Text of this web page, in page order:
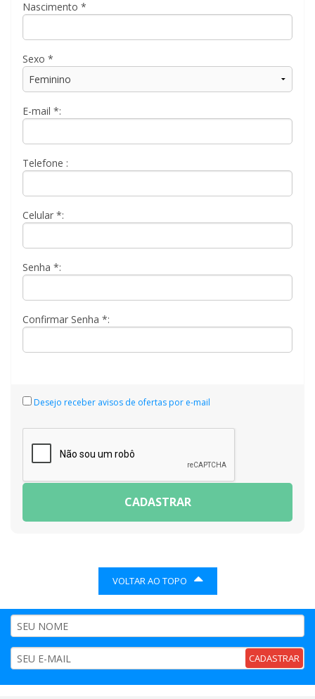
Nascimento *
Sexo *
E-mail *:
Telefone :
Celular *:
Senha *:
Confirmar Senha *:
Desejo receber avisos de ofertas por e-mail
CADASTRAR
VOLTAR AO TOPO
CADASTRAR